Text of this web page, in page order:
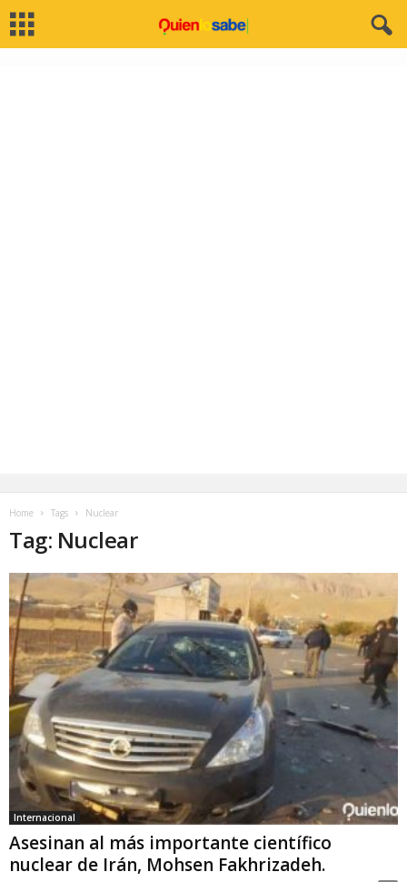
Home Tags Nuclear
Tag: Nuclear
Internacional
Asesinan al más importante científico
nuclear de Irán, Mohsen Fakhrizadeh.